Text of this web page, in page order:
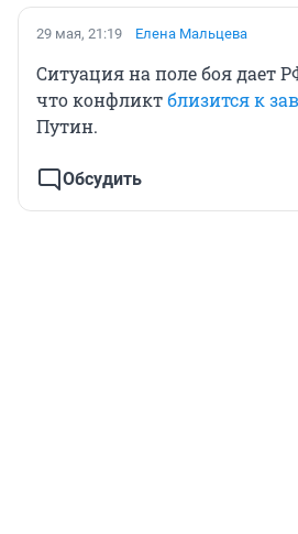
29 мая, 21:19 Елена Мальцева
Ситуация на поле боя дает
что конфликтблизится к
Путин.
Обсудить